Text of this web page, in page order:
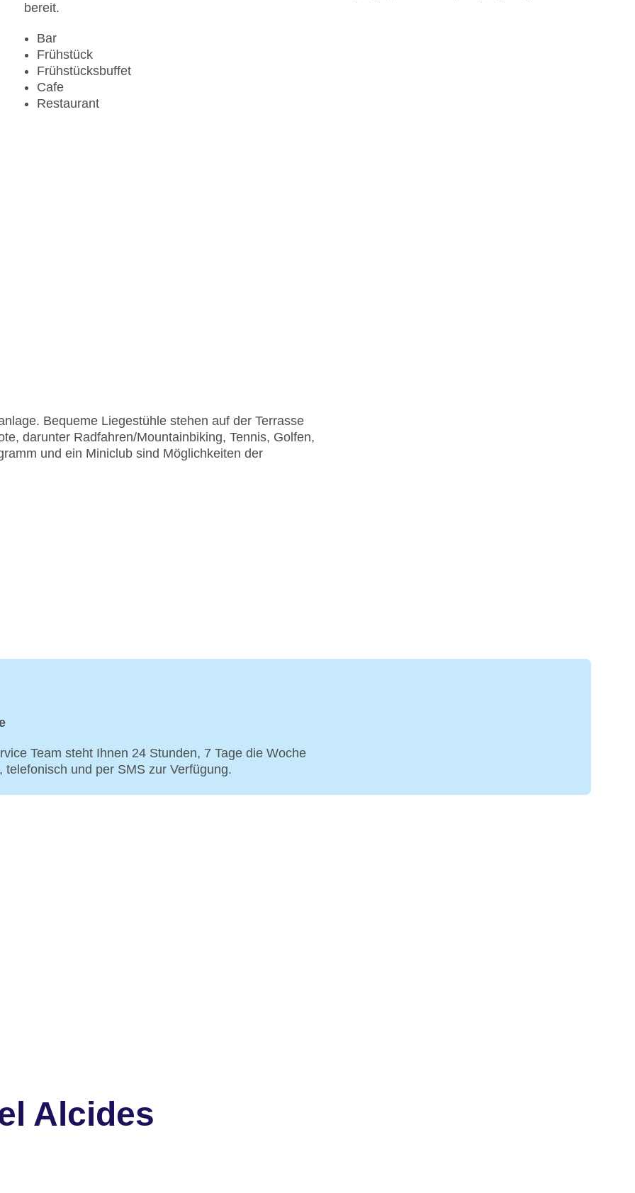
bereit.
Bar
Frühstück
Frühstücksbuffet
Cafe
Restaurant
Bequeme Liegestühle stehen auf der Terrasse
darunter Radfahren/Mountainbiking, Tennis, Golfen,
und ein Miniclub sind Möglichkeiten der
Team steht Ihnen 24 Stunden, 7 Tage die Woche
und per SMS zur Verfügung.
Alcides